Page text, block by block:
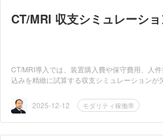
CT/MRI 収支シミュレーシ
CT/MRI導入では、装置購入費や保守費用、人
込みを精緻に試算する収支シミュレーションが
2025-12-12
モダリティ稼働率